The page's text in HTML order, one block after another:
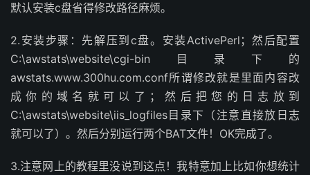
默认安装c盘省得修改路径麻烦。
2.安装步骤：先解压到c盘。安装ActivePerl；然后配置
C:\awstats\website\cgi-bin目录下的
awstats.www.300hu.com.conf所谓修改就是里面内容改
成你的域名就可以了；然后把您的日志放到
C:\awstats\website\iis_logfiles目录下（注意直接放日志
就可以了）。然后分别运行两个BAT文件！OK完成了。
3.注意网上的教程里没说到这点！我特意加上比如你想统计